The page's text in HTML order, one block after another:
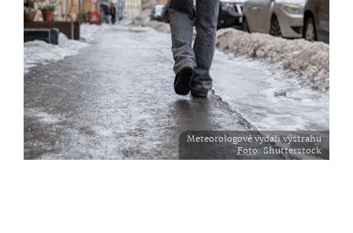
Meteorologové vydali výstrahu
Foto: Shutterstock